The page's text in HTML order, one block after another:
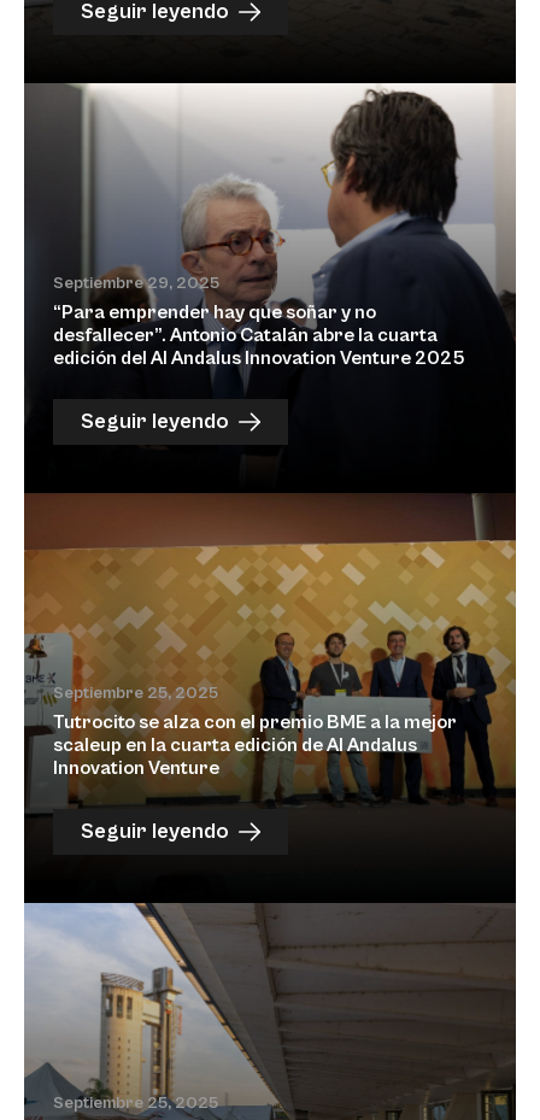
Seguir leyendo
Septiembre 29, 2025
“Para emprender hay que soñar y no
desfallecer”. Antonio Catalán abre la cuarta
edición del Al Andalus Innovation Venture 2025
Seguir leyendo
Septiembre 25, 2025
Tutrocito se alza con el premio BME a la mejor
scaleup en la cuarta edición de Al Andalus
Innovation Venture
Seguir leyendo
Septiembre 25, 2025